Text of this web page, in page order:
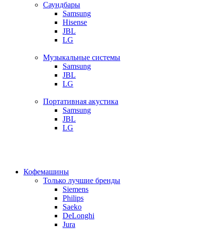
Саундбары
Samsung
Hisense
JBL
LG
Музыкальные системы
Samsung
JBL
LG
Портативная акустика
Samsung
JBL
LG
Кофемашины
Только лучшие бренды
Siemens
Philips
Saeko
DeLonghi
Jura